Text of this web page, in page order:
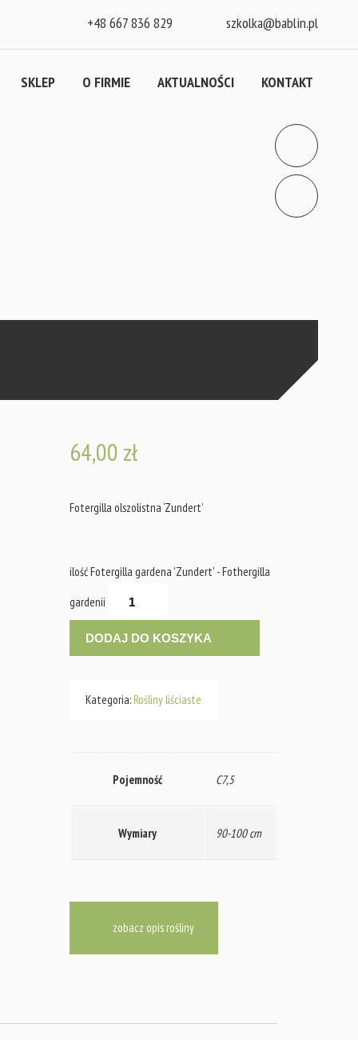
+48 667 836 829 szkolka@bablin.pl
SKLEP O FIRMIE AKTUALNOŚCI KONTAKT
64,00 zł
Fotergilla olszolistna ‘Zundert’
ilość Fotergilla gardena 'Zundert' - Fothergilla
gardenii
DODAJ DO KOSZYKA
Kategoria:Rośliny liściaste
Pojemność C7,5
Wymiary 90-100 cm
zobacz opis rośliny